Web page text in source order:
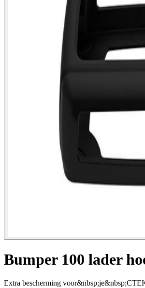
Bumper 100 lader
Extra bescherming